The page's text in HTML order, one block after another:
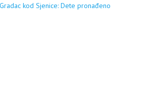
kod Sjenice: Dete pronađeno